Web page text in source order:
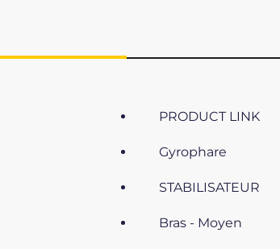
PRODUCT LINK
Gyrophare
STABILISATEUR
Bras - Moyen